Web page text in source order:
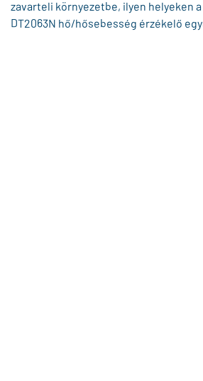
zavarteli környezetbe, ilyen helyeken
DT2063N hő/hősebesség érzékelő